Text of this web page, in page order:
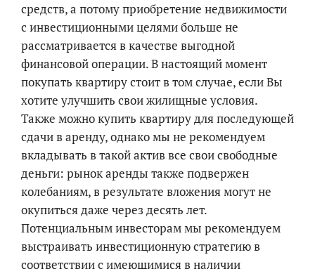
средств, а потому приобретение недвижимости
с инвестиционными целями больше не
рассматривается в качестве выгодной
финансовой операции. В настоящий момент
покупать квартиру стоит в том случае, если Вы
хотите улучшить свои жилищные условия.
Также можно купить квартиру для последующей
сдачи в аренду, однако мы не рекомендуем
вкладывать в такой актив все свои свободные
деньги: рынок аренды также подвержен
колебаниям, в результате вложения могут не
окупиться даже через десять лет.
Потенциальным инвесторам мы рекомендуем
выстраивать инвестиционную стратегию в
соответствии с имеющимися в наличии